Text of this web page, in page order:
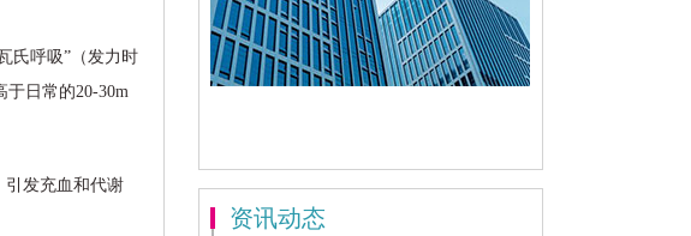
氏呼吸”（发力时
日常的20-30m
引发充血和代谢
资讯动态